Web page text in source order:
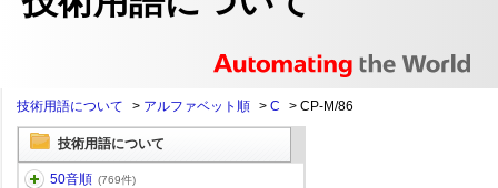
技術用語について > アルファベット順 > C > CP-M/86
技術用語について
50音順 (769件)